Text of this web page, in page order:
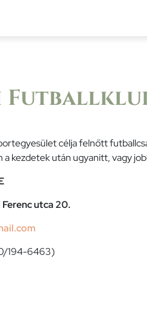
célja felnőtt
kezdetek után ugyanitt, vagy
Ferenc utca 20.
194-6463)